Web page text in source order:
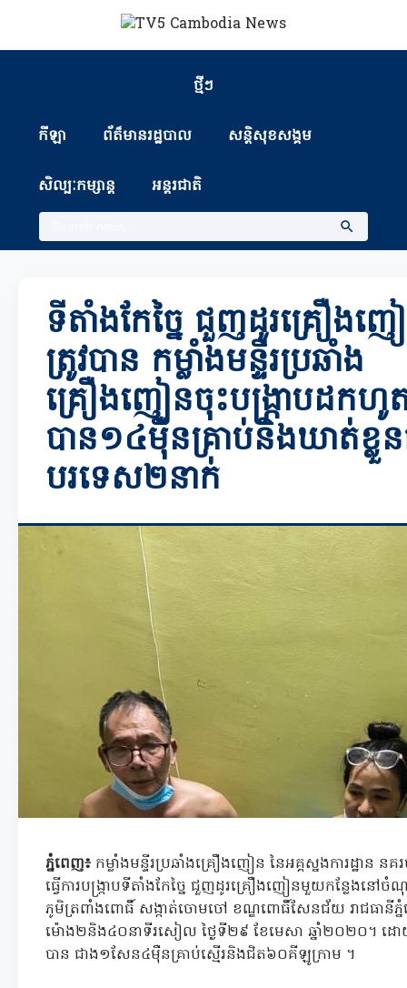
ថ្មីៗ
កីឡា ព័ត៏មានរដ្ឋបាល សន្តិសុខសង្គម
សិល្បៈកម្សាន្ត អន្តរជាតិ
ទីតាំងកែច្នៃ ជួញដូរគ្រឿងញ
ត្រូវបាន កម្លាំងមន្ទីរប្រឆាំង
គ្រឿងញៀនចុះបង្រ្កាបដកហូ
បាន១៤ម៉ឺនគ្រាប់និងឃាត់ខ្លួ
បរទេស២នាក់
ភ្នំពេញ៖ កម្លាំងមន្ទីរប្រឆាំងគ្រឿងញៀន នៃអគ្គស្នងការដ្ឋាន ន
ធ្វើការបង្រ្កាបទីតាំងកែច្នៃ ជួញដូរគ្រឿងញៀនមួយកន្លែងនៅចំណុ
ភូមិត្រពាំងពោធិ៍ សង្កាត់ចោមចៅ ខណ្ឌពោធិ៍សែនជ័យ រាជធានីភ្
ម៉ោង២និង៤០នាទីរសៀល ថ្ងៃទី២៩ ខែមេសា ឆ្នាំ២០២០។ ដ
បាន ជាង១សែន៤ម៉ឺនគ្រាប់ស្មើរនិងជិត៦០គីឡូក្រាម ។